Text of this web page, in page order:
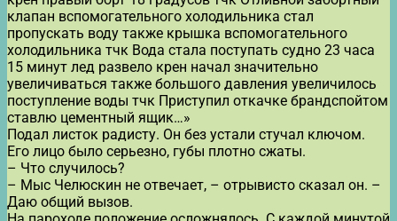
клапан вспомогательного холодильника стал
пропускать воду также крышка вспомогательного
холодильника тчк Вода стала поступать судно 23 часа
15 минут лед развело крен начал значительно
увеличиваться также большого давления увеличилось
поступление воды тчк Приступил откачке брандспойтом
ставлю цементный ящик…»
Подал листок радисту. Он без устали стучал ключом.
Его лицо было серьезно, губы плотно сжаты.
– Что случилось?
– Мыс Челюскин не отвечает, – отрывисто сказал он. –
Даю общий вызов.